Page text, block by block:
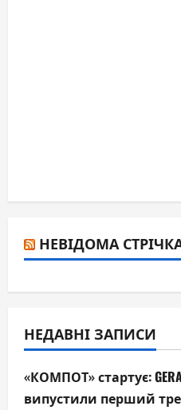
НЕВІДОМА
НЕДАВНІ ЗАПИСИ
«КОМПОТ» стартує:
випустили перший